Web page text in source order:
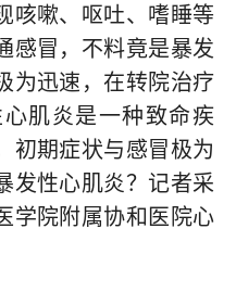
咳嗽、呕吐、嗜睡等
感冒，不料竟是暴发
为迅速，在转院治疗
肌炎是一种致命疾
初期症状与感冒极为
发性心肌炎？记者采
学院附属协和医院心